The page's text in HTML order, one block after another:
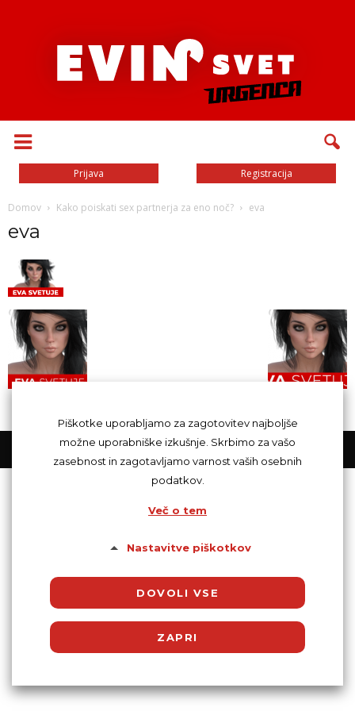
Prijava Registracija
Domov Kako poiskati sex partnerja za eno noč? eva
eva
© Powered by SocDate™, © Copyright 2018 VenetiCOM
Piškotke uporabljamo za zagotovitev najboljše
možne uporabniške izkušnje. Skrbimo za vašo
zasebnost in zagotavljamo varnost vaših osebnih
podatkov.
Več o tem
Nastavitve piškotkov
DOVOLI VSE
ZAPRI
Potrebni